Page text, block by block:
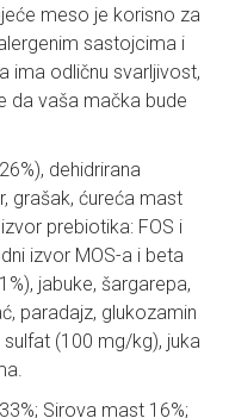
meso je korisno za
sastojcima i
ima odličnu svarljivost,
da vaša mačka bude
dehidrirana
grašak, ćureća mast
prebiotika: FOS i
izvor MOS-a i beta
jabuke, šargarepa,
paradajz, glukozamin
(100 mg/kg), juka
Sirova mast 16%;